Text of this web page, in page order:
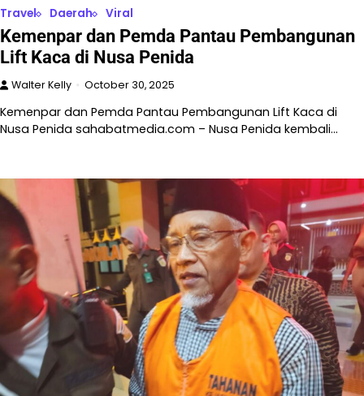
Travel Daerah Viral
Kemenpar dan Pemda Pantau Pembangunan
Lift Kaca di Nusa Penida
Walter Kelly October 30, 2025
Kemenpar dan Pemda Pantau Pembangunan Lift Kaca di
Nusa Penida sahabatmedia.com – Nusa Penida kembali…